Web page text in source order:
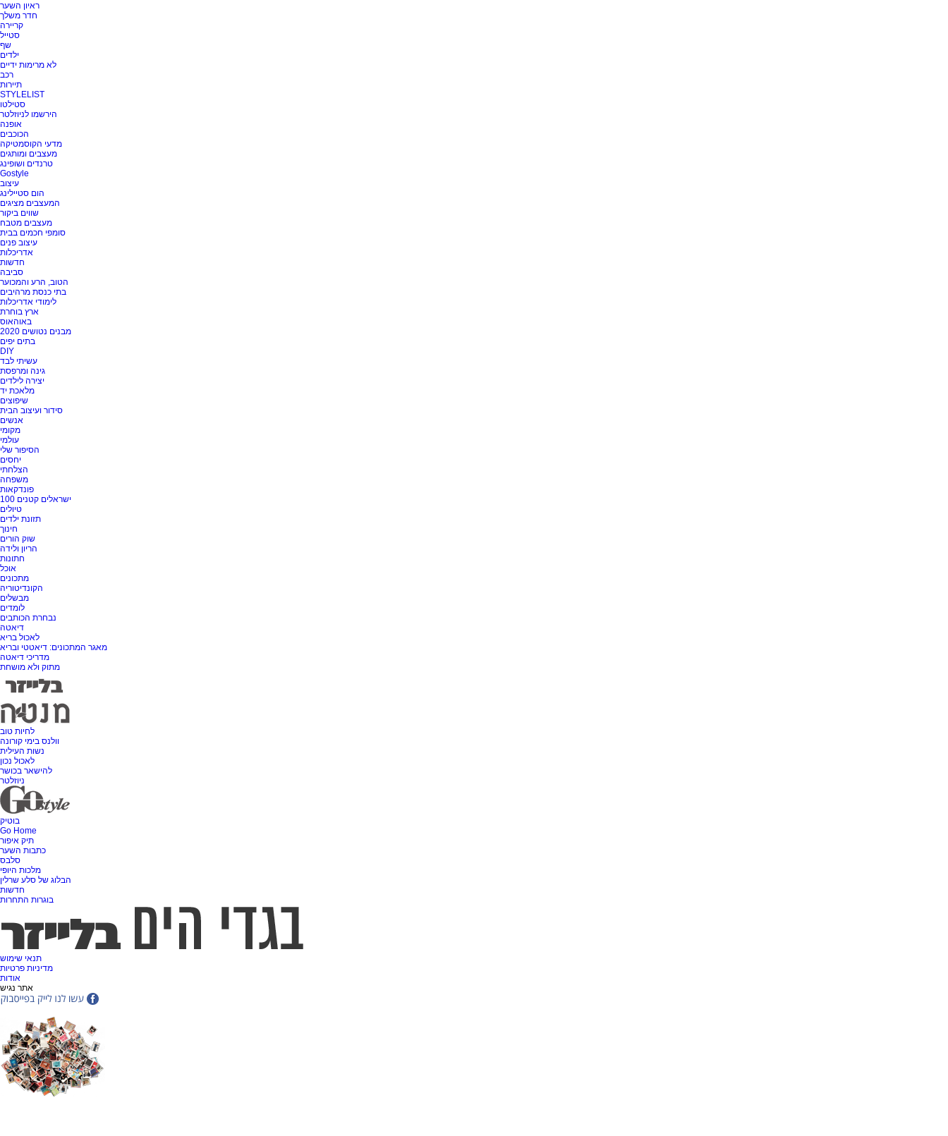
ראיון השער
חדר משלך
קריירה
סטייל
שף
ילדים
לא מרימות ידיים
רכב
תיירות
STYLELIST
סטילטו
הירשמו לניוזלטר
אופנה
הכוכבים
מדעי הקוסמטיקה
מעצבים ומותגים
טרנדים ושופינג
Gostyle
עיצוב
הום סטיילינג
המעצבים מציגים
שווים ביקור
מעצבים מטבח
סומפי חכמים בבית
עיצוב פנים
אדריכלות
חדשות
סביבה
הטוב, הרע והמכוער
בתי כנסת מרהיבים
לימודי אדריכלות
ארץ בוחרת
באוהאוס
מבנים נטושים 2020
בתים יפים
DIY
עשיתי לבד
גינה ומרפסת
יצירה לילדים
מלאכת יד
שיפוצים
סידור ועיצוב הבית
אנשים
מקומי
עולמי
הסיפור שלי
יחסים
הצלחתי
משפחה
פונדקאות
100 ישראלים קטנים
טיולים
תזונת ילדים
חינוך
שוק הורים
הריון ולידה
חתונות
אוכל
מתכונים
הקונדיטוריה
מבשלים
לומדים
נבחרת הכותבים
דיאטה
לאכול בריא
מאגר המתכונים: דיאטטי ובריא
מדריכי דיאטה
מתוק ולא מושחת
לחיות טוב
וולנס בימי קורונה
נשות העילית
לאכול נכון
להישאר בכושר
ניוזלטר
בוטיק
Go Home
תיק איפור
כתבות השער
סלבס
מלכות היופי
הבלוג של סלע שרלין
חדשות
בוגרות התחרות
תנאי שימוש
מדיניות פרטיות
אודות
אתר נגיש